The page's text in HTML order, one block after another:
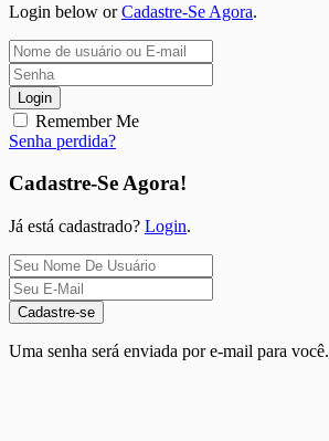
Login below orCadastre-Se Agora.
Login
Remember Me
Senha perdida?
Cadastre-Se Agora!
Já está cadastrado? Login.
Cadastre-se
Uma senha será enviada por e-mail para você.